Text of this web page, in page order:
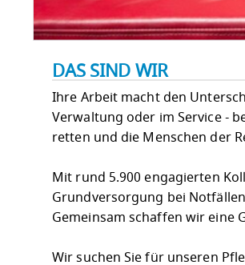
DAS SIND WIR
Ihre Arbeit macht den
Verwaltung oder im Service -
retten und die Menschen der
Mit rund 5.900 engagierten
Grundversorgung bei
Gemeinsam schaffen wir eine
Wir suchen Sie für unseren